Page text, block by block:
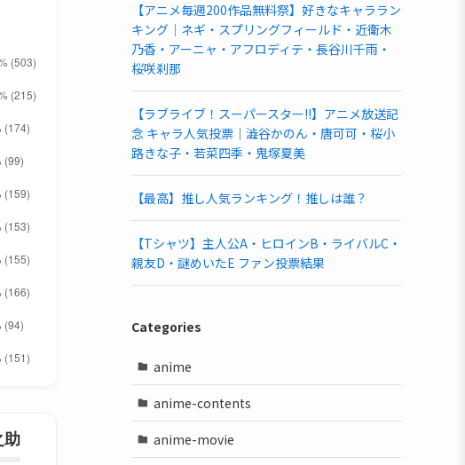
(503)
(215)
(174)
(99)
(159)
(153)
(155)
(166)
(94)
(151)
助
【アニメ毎週200作品無料祭】好きなキャララン
キング｜ネギ・スプリングフィールド・近衛木
乃香・アーニャ・アフロディテ・長谷川千雨・
桜咲刹那
【ラブライブ！スーパースター!!】アニメ放送記
念 キャラ人気投票｜澁谷かのん・唐可可・桜小
路きな子・若菜四季・鬼塚夏美
【最高】推し人気ランキング！推しは誰？
【Tシャツ】主人公A・ヒロインB・ライバルC・
親友D・謎めいたE ファン投票結果
Categories
anime
anime-contents
anime-movie